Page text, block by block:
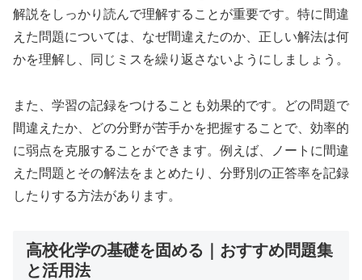
解説をしっかり読んで理解することが重要です。特に間違
えた問題については、なぜ間違えたのか、正しい解法は何
かを理解し、同じミスを繰り返さないようにしましょう。
また、学習の記録をつけることも効果的です。どの問題で
間違えたか、どの分野が苦手かを把握することで、効率的
に弱点を克服することができます。例えば、ノートに間違
えた問題とその解法をまとめたり、分野別の正答率を記録
したりする方法があります。
高校化学の基礎を固める｜おすすめ問題集
と活用法